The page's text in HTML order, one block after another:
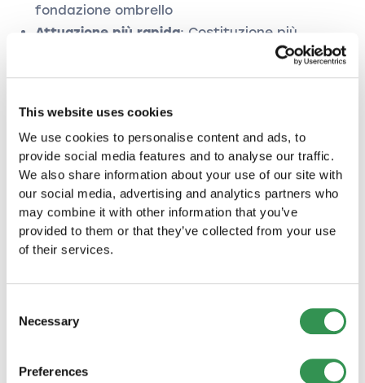
This website uses cookies
We use cookies to personalise content and ads, to
provide social media features and to analyse our traffic.
We also share information about your use of our site with
our social media, advertising and analytics partners who
may combine it with other information that you’ve
provided to them or that they’ve collected from your use
of their services.
Selection
Necessary
Preferences
fondazione ombrello
Attuazione più rapida: Costituzione più
ombrello
Libertà di configurazione limitata
Nessuna personalità giuridica propria
Fondazione Propria:
proprio
Personalità giuridica propria
: Indipendenza